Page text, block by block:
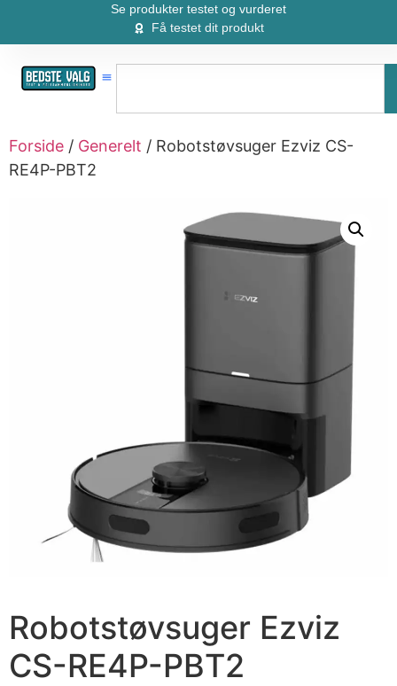
Se produkter testet og vurderet
Få testet dit produkt
Forside / Generelt / Robotstøvsuger Ezviz CS-
RE4P-PBT2
Robotstøvsuger Ezviz
CS-RE4P-PBT2